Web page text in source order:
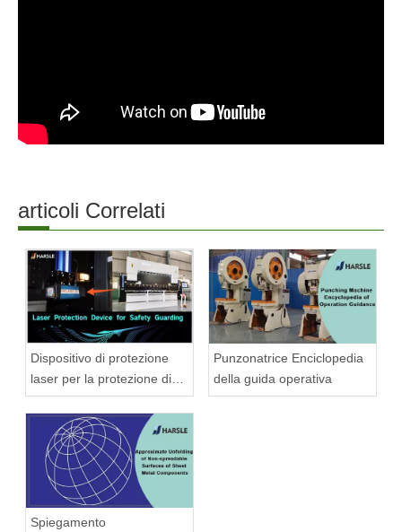
articoli Correlati
Dispositivo di protezione
laser per la protezione di
sicurezza
Punzonatrice Enciclopedia
della guida operativa
Spiegamento